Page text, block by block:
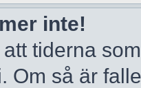
inte!
tiderna
Om så är